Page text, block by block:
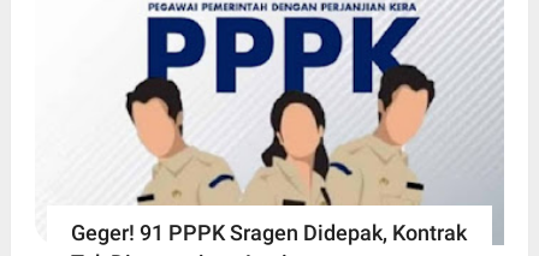
Geger! 91 PPPK Sragen Didepak, Kontrak